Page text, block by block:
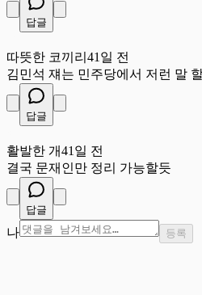
답글
따뜻한 코끼리 41일 전
김민석 쟤는 민주당에서 저런 말
답글
활발한 개41일 전
결국 문재인만 정리 가능할듯
답글
나 등록